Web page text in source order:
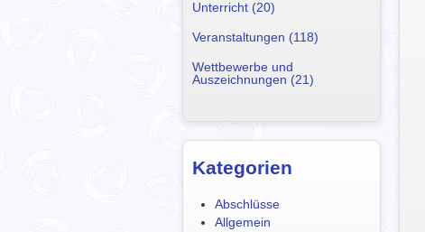
Unterricht (20)
Veranstaltungen (118)
Wettbewerbe und
Auszeichnungen (21)
Kategorien
Abschlüsse
Allgemein